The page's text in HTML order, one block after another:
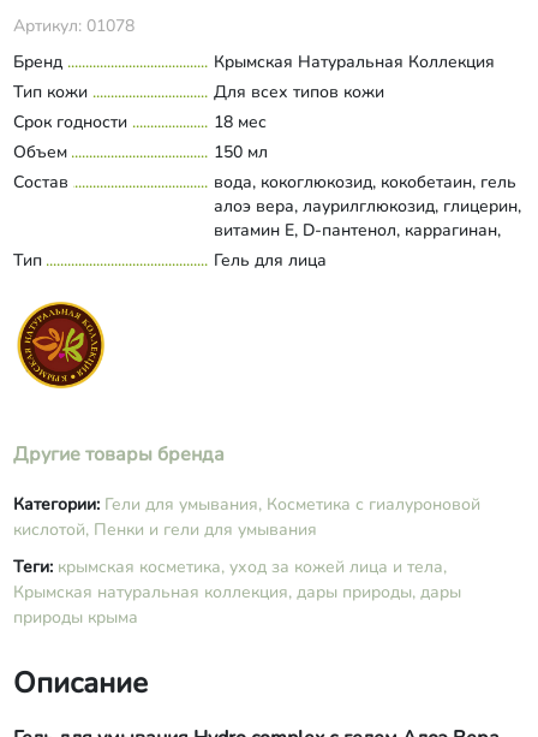
Артикул: 01078
Бренд
Крымская Натуральная Коллекция
Тип кожи
Для всех типов кожи
Срок годности
18 мес
Объем
150 мл
Состав
вода, кокоглюкозид, кокобетаин, гель
алоэ вера, лаурилглюкозид, глицерин,
витамин Е, D-пантенол, каррагинан,
сорбат калия, бензоат натрия,
Развернуть состав
Тип Гель для лица
Другие товары бренда
Категории: Гели для умывания, Косметика с гиалуроновой
кислотой, Пенки и гели для умывания
Теги: крымская косметика, уход за кожей лица и тела,
Крымская натуральная коллекция, дары природы, дары
природы крыма
Описание